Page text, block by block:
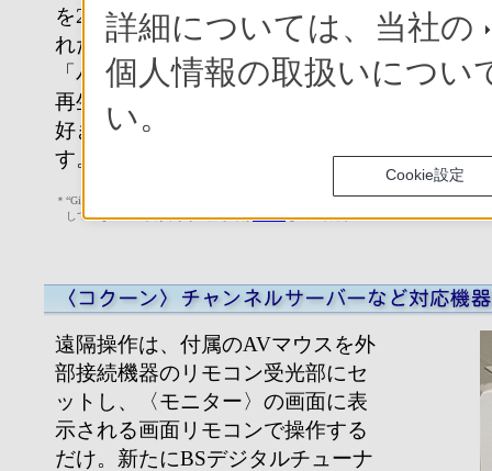
を2階の寝室で操作して見たり、離
れた場所からGiga Pocket搭載の
「バイオ」でTV番組を録画したり
再生するなど、どの部屋にいても
好きな映像を見ることができま
す。
＊ “Giga Pocket”とDVD再生ソフトを操作できます。また、一部対応
していない機種があります。詳しくはこちらをご覧ください。
遠隔操作は、付属のAVマウスを外
部接続機器のリモコン受光部にセ
ットし、〈モニター〉の画面に表
示される画面リモコンで操作する
だけ。新たにBSデジタルチューナ
詳細については、当社の
個人情報の取扱いについ
い。
Cookie設定